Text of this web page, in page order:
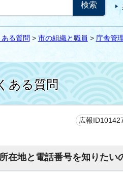
る質問 > 市の組織と職員 > 庁舎管
ある質問
広報
在地と電話番号を知りたい